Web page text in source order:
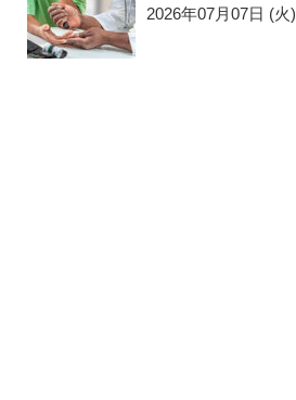
2026年07月07日 (火)